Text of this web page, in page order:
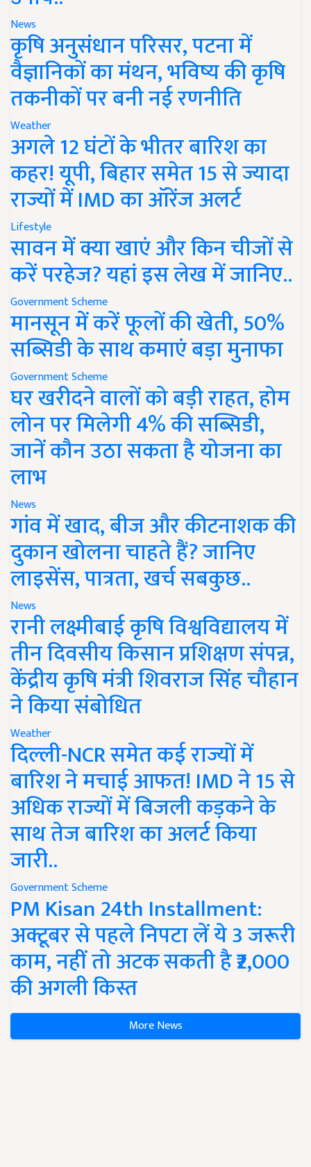
News
कृषि अनुसंधान परिसर, पटना में
वैज्ञानिकों का मंथन, भविष्य की कृषि
तकनीकों पर बनी नई रणनीति
Weather
अगले 12 घंटों के भीतर बारिश का
कहर! यूपी, बिहार समेत 15 से ज्यादा
राज्यों में IMD का ऑरेंज अलर्ट
Lifestyle
सावन में क्या खाएं और किन चीजों से
करें परहेज? यहां इस लेख में जानिए..
Government Scheme
मानसून में करें फूलों की खेती, 50%
सब्सिडी के साथ कमाएं बड़ा मुनाफा
Government Scheme
घर खरीदने वालों को बड़ी राहत, होम
लोन पर मिलेगी 4% की सब्सिडी,
जानें कौन उठा सकता है योजना का
लाभ
News
गांव में खाद, बीज और कीटनाशक की
दुकान खोलना चाहते हैं? जानिए
लाइसेंस, पात्रता, खर्च सबकुछ..
News
रानी लक्ष्मीबाई कृषि विश्वविद्यालय में
तीन दिवसीय किसान प्रशिक्षण संपन्न,
केंद्रीय कृषि मंत्री शिवराज सिंह चौहान
ने किया संबोधित
Weather
दिल्ली-NCR समेत कई राज्यों में
बारिश ने मचाई आफत! IMD ने 15 से
अधिक राज्यों में बिजली कड़कने के
साथ तेज बारिश का अलर्ट किया
जारी..
Government Scheme
PM Kisan 24th Installment:
अक्टूबर से पहले निपटा लें ये 3 जरूरी
काम, नहीं तो अटक सकती है ₹2,000
की अगली किस्त
More News